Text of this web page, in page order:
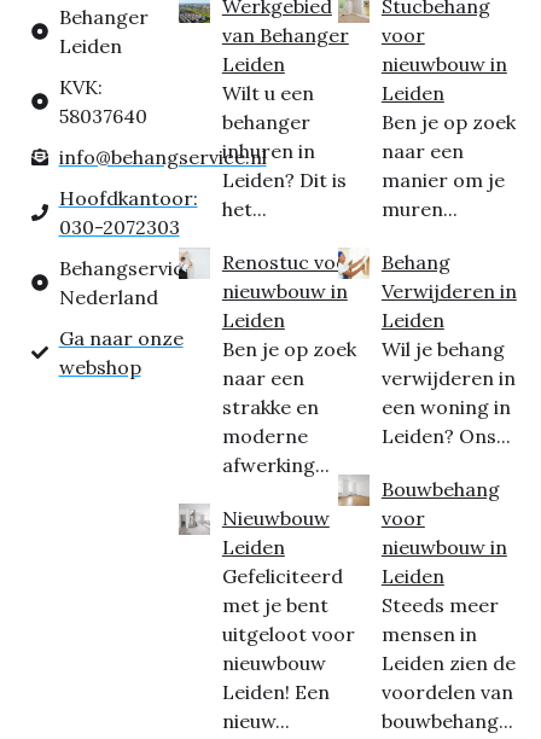
Behanger
Leiden
KVK:
58037640
info@behangservice.nl
Hoofdkantoor:
030-2072303
Behangservice
Nederland
Ga naar onze
webshop
Werkgebied
van Behanger
Leiden
Wilt u een
behanger
inhuren in
Leiden? Dit is
het...
Renostuc voor
nieuwbouw in
Leiden
Ben je op zoek
naar een
strakke en
moderne
afwerking...
Nieuwbouw
Leiden
Gefeliciteerd
met je bent
uitgeloot voor
nieuwbouw
Leiden! Een
nieuw...
Stucbehang
voor
nieuwbouw in
Leiden
Ben je op zoek
naar een
manier om je
muren...
Behang
Verwijderen in
Leiden
Wil je behang
verwijderen in
een woning in
Leiden? Ons...
Bouwbehang
voor
nieuwbouw in
Leiden
Steeds meer
mensen in
Leiden zien de
voordelen van
bouwbehang...